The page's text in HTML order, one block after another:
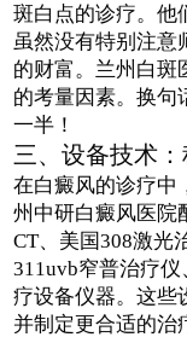
斑白点的诊疗。他
虽然没有特别注意
的财富。兰州白斑
的考量因素。换句
一半！
三、设备技术
在白癜风的诊疗中
州中研白癜风医院
CT、美国308激光
311uvb窄普治疗
疗设备仪器。这些
并制定更合适的治